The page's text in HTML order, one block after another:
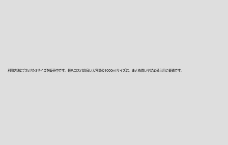
利用方法に合わせた3サイズを販売中です。最もコスパの良い大容量の1000mlサイズは、まとめ買いや詰め替え用に最適です。